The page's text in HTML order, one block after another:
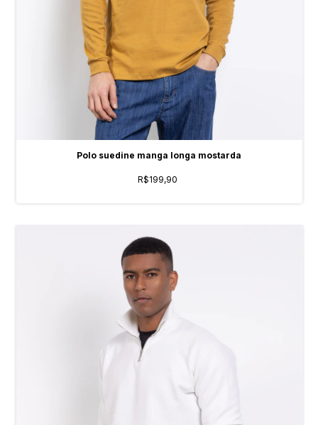
Polo suedine manga longa mostarda
R$199,90